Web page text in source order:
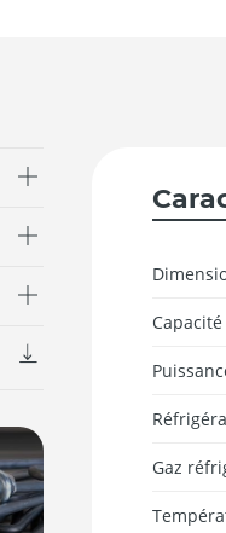
Capacité
Gaz